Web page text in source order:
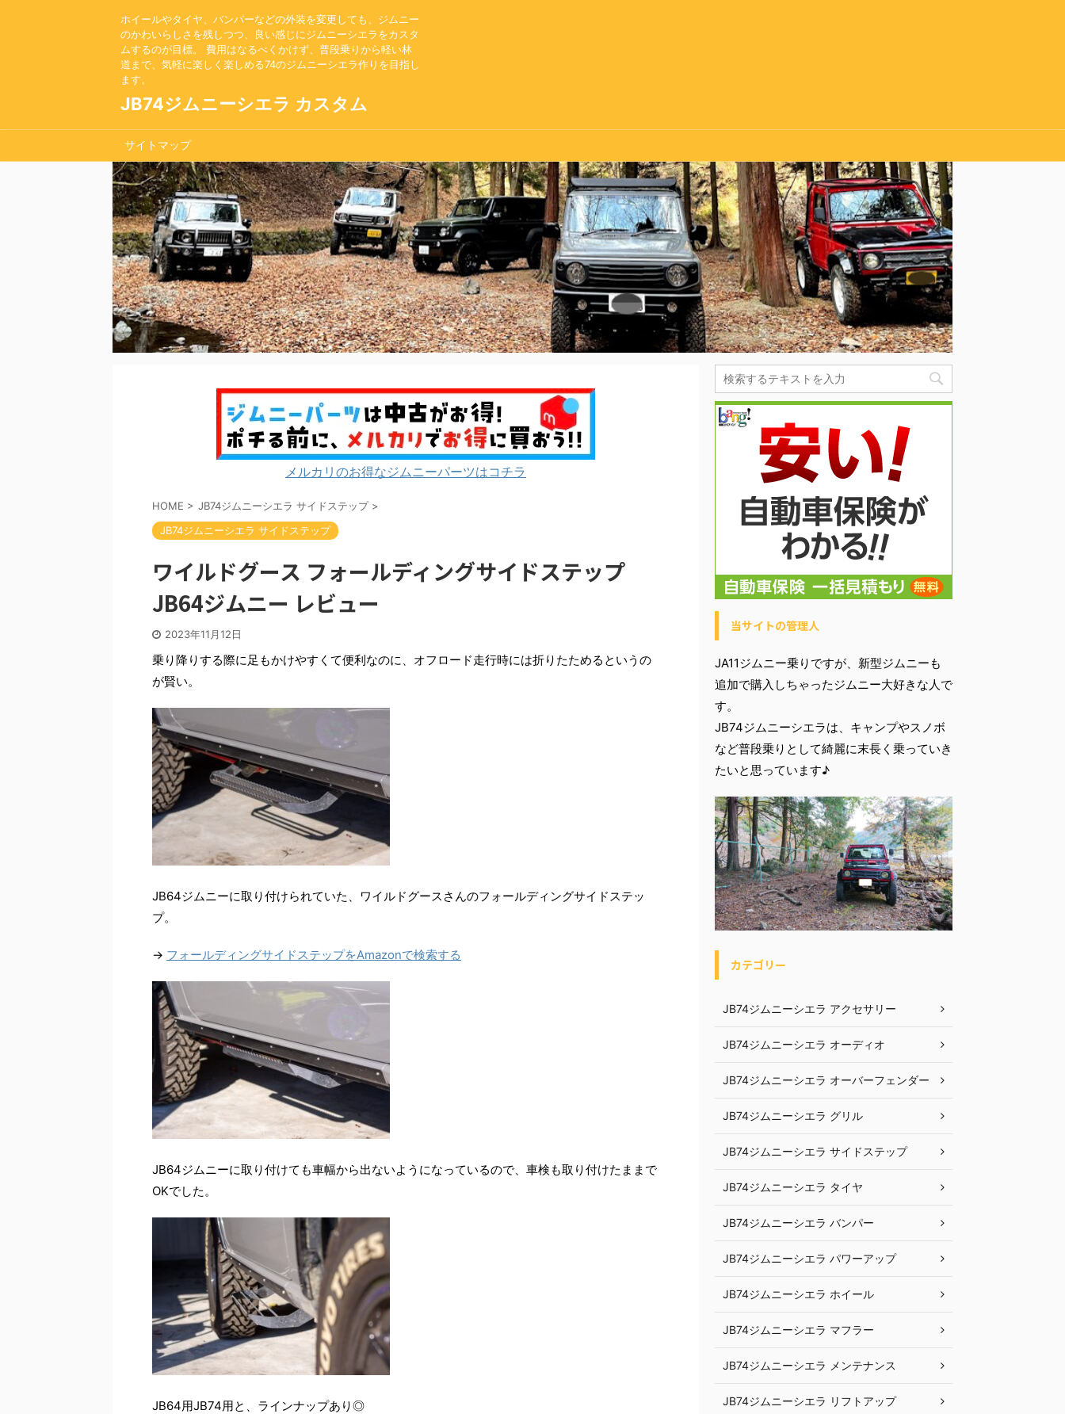
ホイールやタイヤ、バンパーなどの外装を変更しても、ジムニー
のかわいらしさを残しつつ、良い感じにジムニーシエラをカスタ
ムするのが目標。 費用はなるべくかけず、普段乗りから軽い林
道まで、気軽に楽しく楽しめる74のジムニーシエラ作りを目指し
ます。
JB74ジムニーシエラ カスタム
サイトマップ
メルカリのお得なジムニーパーツはコチラ
HOME > JB74ジムニーシエラ サイドステップ >
JB74ジムニーシエラ サイドステップ
ワイルドグース フォールディングサイドステップ
JB64ジムニー レビュー
2023年11月12日
乗り降りする際に足もかけやすくて便利なのに、オフロード走行時には折りたためるというの
が賢い。
JB64ジムニーに取り付けられていた、ワイルドグースさんのフォールディングサイドステッ
プ。
→ フォールディングサイドステップをAmazonで検索する
JB64ジムニーに取り付けても車幅から出ないようになっているので、車検も取り付けたままで
OKでした。
JB64用JB74用と、ラインナップあり◎
当サイトの管理人
JA11ジムニー乗りですが、新型ジムニーも
追加で購入しちゃったジムニー大好きな人で
す。
JB74ジムニーシエラは、キャンプやスノボ
など普段乗りとして綺麗に末長く乗っていき
たいと思っています♪
カテゴリー
JB74ジムニーシエラ アクセサリー
JB74ジムニーシエラ オーディオ
JB74ジムニーシエラ オーバーフェンダー
JB74ジムニーシエラ グリル
JB74ジムニーシエラ サイドステップ
JB74ジムニーシエラ タイヤ
JB74ジムニーシエラ バンパー
JB74ジムニーシエラ パワーアップ
JB74ジムニーシエラ ホイール
JB74ジムニーシエラ マフラー
JB74ジムニーシエラ メンテナンス
JB74ジムニーシエラ リフトアップ